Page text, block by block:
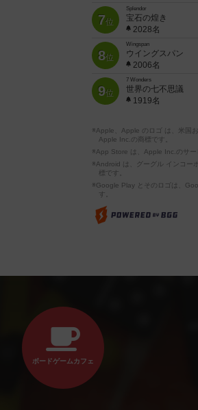
7位
Splendor
宝石の煌き
2028名
8位
Wingspan
ウイングスパン
2006名
9位
7 Wonders
世界の七不思議
1919名
※Apple、Apple のロゴ は、米国
Apple Inc.の商標です。
※App Store は、Apple Inc.のサー
※Android は、グーグル インコー
標です。
※Google Play とそのロゴは、
す。
ボードゲームカフェ